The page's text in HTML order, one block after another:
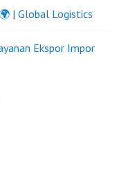
| Global Logistics
Ekspor Impor